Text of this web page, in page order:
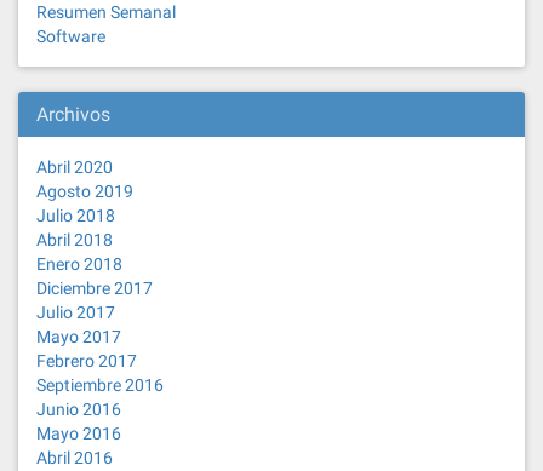
Resumen Semanal
Software
Archivos
Abril 2020
Agosto 2019
Julio 2018
Abril 2018
Enero 2018
Diciembre 2017
Julio 2017
Mayo 2017
Febrero 2017
Septiembre 2016
Junio 2016
Mayo 2016
Abril 2016